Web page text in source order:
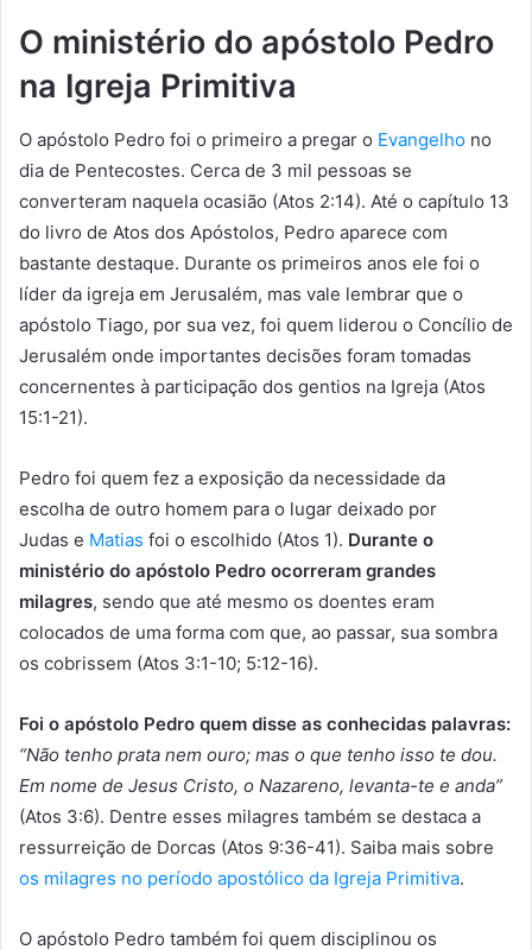
O ministério do apóstolo Pedro
na Igreja Primitiva
O apóstolo Pedro foi o primeiro a pregar o Evangelho no
dia de Pentecostes. Cerca de 3 mil pessoas se
converteram naquela ocasião (Atos 2:14). Até o capítulo 13
do livro de Atos dos Apóstolos, Pedro aparece com
bastante destaque. Durante os primeiros anos ele foi o
líder da igreja em Jerusalém, mas vale lembrar que o
apóstolo Tiago, por sua vez, foi quem liderou o Concílio de
Jerusalém onde importantes decisões foram tomadas
concernentes à participação dos gentios na Igreja (Atos
15:1-21).
Pedro foi quem fez a exposição da necessidade da
escolha de outro homem para o lugar deixado por
Judas e Matias foi o escolhido (Atos 1). Durante o
ministério do apóstolo Pedro ocorreram grandes
milagres, sendo que até mesmo os doentes eram
colocados de uma forma com que, ao passar, sua sombra
os cobrissem (Atos 3:1-10; 5:12-16).
Foi o apóstolo Pedro quem disse as conhecidas palavras:
“Não tenho prata nem ouro; mas o que tenho isso te dou.
Em nome de Jesus Cristo, o Nazareno, levanta-te e anda”
(Atos 3:6). Dentre esses milagres também se destaca a
ressurreição de Dorcas (Atos 9:36-41). Saiba mais sobre
os milagres no período apostólico da Igreja Primitiva.
O apóstolo Pedro também foi quem disciplinou os